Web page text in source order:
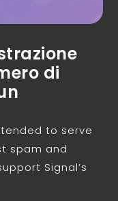
di
to serve
spam and
Signal’s